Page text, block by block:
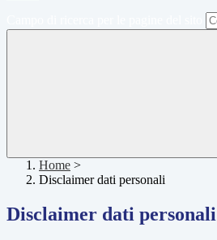
Home >
Disclaimer dati personali
Disclaimer dati personali